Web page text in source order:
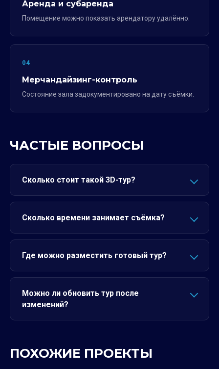
Аренда и субаренда
Помещение можно показать арендатору удалённо.
04
Мерчандайзинг-контроль
Состояние зала задокументировано на дату съёмки.
ЧАСТЫЕ ВОПРОСЫ
Сколько стоит такой 3D-тур?
Сколько времени занимает съёмка?
Где можно разместить готовый тур?
Можно ли обновить тур после
изменений?
ПОХОЖИЕ ПРОЕКТЫ